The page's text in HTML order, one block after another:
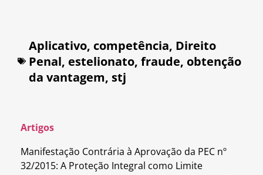
Aplicativo, competência, Direito
Penal, estelionato, fraude, obtenção
da vantagem, stj
Artigos
Manifestação Contrária à Aprovação da PEC nº
32/2015: A Proteção Integral como Limite